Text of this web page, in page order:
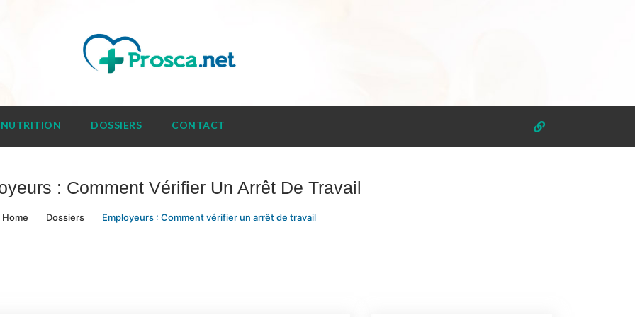
NUTRITION DOSSIERS CONTACT
: Comment Vérifier Un Arrêt De Travail
Home Dossiers Employeurs : Comment vérifier un arrêt de travail